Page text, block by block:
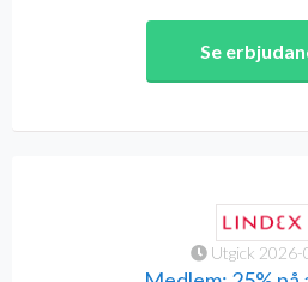
Se
Utgick 2026-